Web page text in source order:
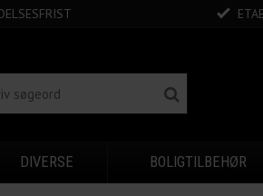
DIVERSE BOLIGTILBEHØR